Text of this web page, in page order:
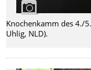
Knochenkamm des 4./
Uhlig, NLD).